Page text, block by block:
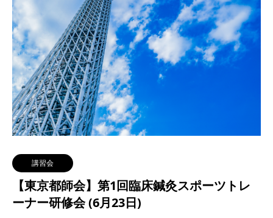
講習会
【東京都師会】第1回臨床鍼灸スポーツトレ
ーナー研修会 (6月23日)